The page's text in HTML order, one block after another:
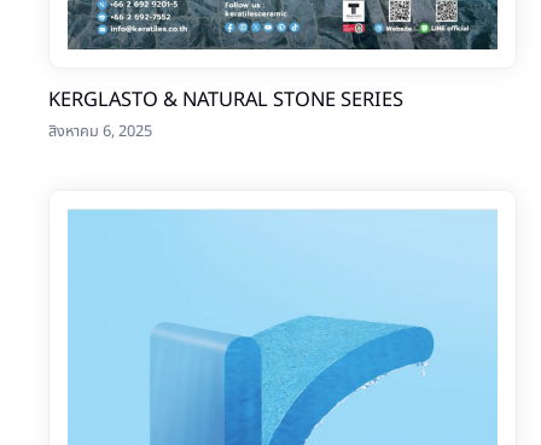
KERGLASTO & NATURAL STONE SERIES
สิงหาคม 6, 2025